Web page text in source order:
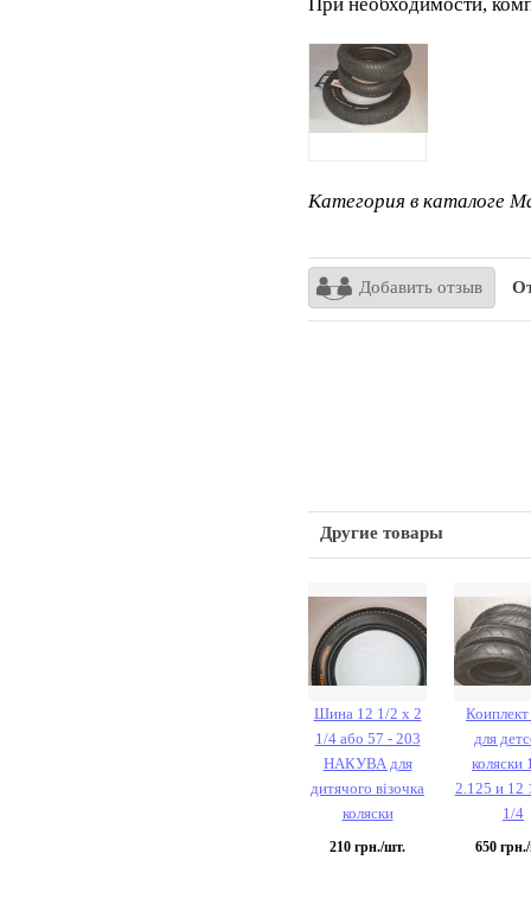
Категория в каталоге
Добавить отзыв
Другие товары
Шина 12 1/2 х 2
1/4 або 57 - 203
НАКУВА для
дитячого візочка
коляски
210 грн./шт.
для
коляски
2.125 и 12
1/4
650